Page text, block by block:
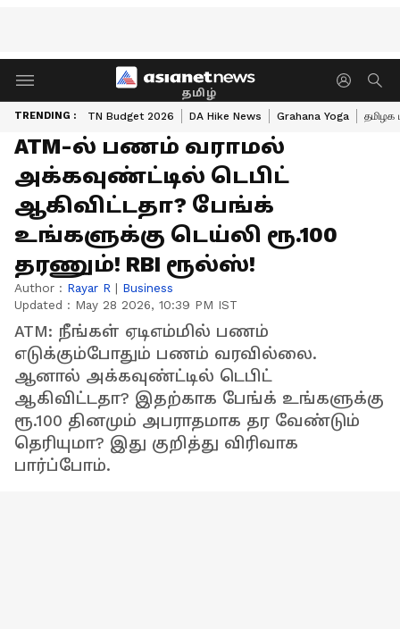
தமிழ்
TRENDING : TN Budget 2026 DA Hike News Grahana Yoga தமிழக
ATM-ல் பணம் வராமல்
அக்கவுண்ட்டில் டெபிட்
ஆகிவிட்டதா? பேங்க்
உங்களுக்கு டெய்லி ரூ.100
தரணும்! RBI ரூல்ஸ்!
Author : Rayar R | Business
Updated : May 28 2026, 10:39 PM IST
ATM: நீங்கள் ஏடிஎம்மில் பணம்
எடுக்கும்போதும் பணம் வரவில்லை.
ஆனால் அக்கவுண்ட்டில் டெபிட்
ஆகிவிட்டதா? இதற்காக பேங்க் உங்களுக்கு
ரூ.100 தினமும் அபராதமாக தர வேண்டும்
தெரியுமா? இது குறித்து விரிவாக
பார்ப்போம்.